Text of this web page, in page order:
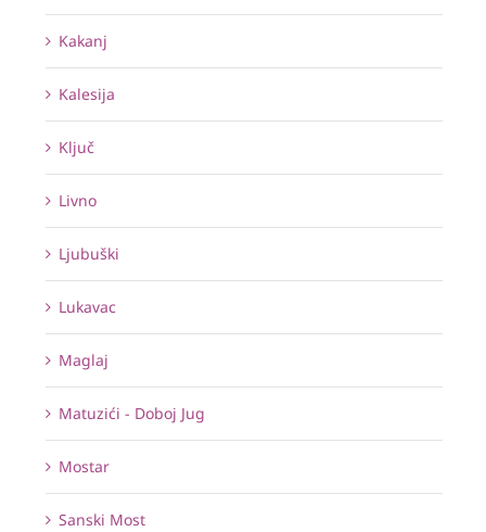
Kakanj
Kalesija
Ključ
Livno
Ljubuški
Lukavac
Maglaj
Matuzići - Doboj Jug
Mostar
Sanski Most